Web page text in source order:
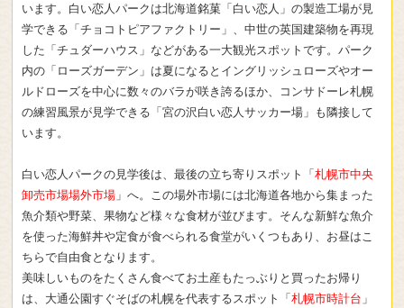
います。白い恋人パークは北海道銘菓「白い恋人」の製造工場が見
学できる「チョコトピアファクトリー」、中世の英国建築物を再現
した「チュダーハウス」などがある一大観光スポットです。パーク
内の「ローズガーデン」は夏になるとイングリッシュローズやオー
ルドローズを中心に数々のバラが咲き誇るほか、コンサドーレ札幌
の練習風景が見学できる「宮の沢白い恋人サッカー場」も隣接して
います。
白い恋人パークの見学後は、最後の立ち寄りスポット「札幌市中央
卸売市場場外市場 」へ。この場外市場には北海道各地から集まった
魚介類や野菜、果物など様々な食材が並びます。そんな新鮮な魚介
を使った海鮮丼や定食が食べられる食堂がいくつもあり、お昼はこ
ちらで自由食となります。
美味しいものをたくさん食べてお土産もたっぶりと買ったお帰り
は、大通公園すぐそばの札幌を代表するスポット「札幌市時計台 」